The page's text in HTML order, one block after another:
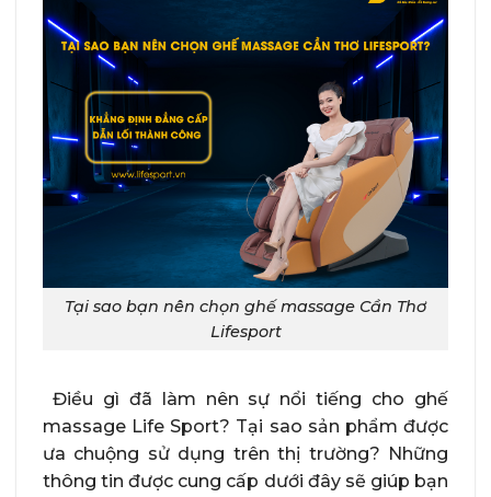
Tại sao bạn nên chọn ghế massage Cần Thơ
Lifesport
Điều gì đã làm nên sự nổi tiếng cho ghế
massage Life Sport? Tại sao sản phẩm được
ưa chuộng sử dụng trên thị trường? Những
thông tin được cung cấp dưới đây sẽ giúp bạn